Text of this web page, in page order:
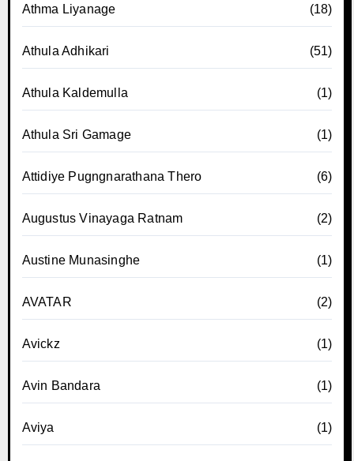
Athma Liyanage (18)
Athula Adhikari (51)
Athula Kaldemulla (1)
Athula Sri Gamage (1)
Attidiye Pugngnarathana Thero (6)
Augustus Vinayaga Ratnam (2)
Austine Munasinghe (1)
AVATAR (2)
Avickz (1)
Avin Bandara (1)
Aviya (1)